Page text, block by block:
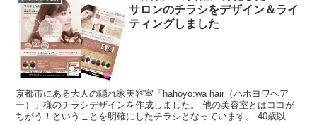
サロンのチラシをデザイン＆ライ
ティングしました
京都市にある大人の隠れ家美容室「hahoyo:wa hair（ハホヨワヘア
ー）」様のチラシデザインを作成しました。 他の美容室とはココが
ちがう！ということを明確にしたチラシとなっています。 40歳以上